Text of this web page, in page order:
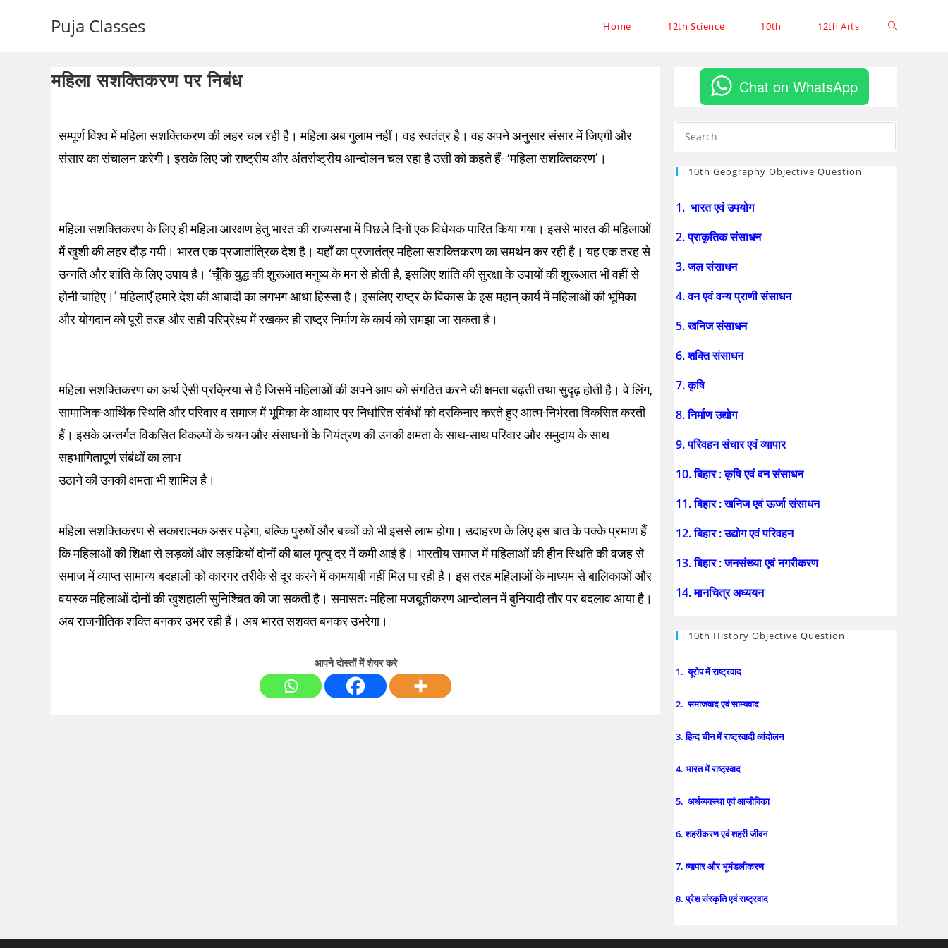
Puja Classes Home 12th Science 10th 12th Arts
महिला सशक्तिकरण पर निबंध
सम्पूर्ण विश्व में महिला सशक्तिकरण की लहर चल रही है। महिला अब गुलाम नहीं। वह स्वतंत्र है। वह अपने अनुसार संसार में जिएगी और
संसार का संचालन करेगी। इसके लिए जो राष्ट्रीय और अंतर्राष्ट्रीय आन्दोलन चल रहा है उसी को कहते हैं- ‘महिला सशक्तिकरण’।
महिला सशक्तिकरण के लिए ही महिला आरक्षण हेतु भारत की राज्यसभा में पिछले दिनों एक विधेयक पारित किया गया। इससे भारत की महिलाओं
में खुशी की लहर दौड़ गयी। भारत एक प्रजातांत्रिक देश है। यहाँ का प्रजातंत्र महिला सशक्तिकरण का समर्थन कर रही है। यह एक तरह से
उन्नति और शांति के लिए उपाय है। ‘चूँकि युद्ध की शुरूआत मनुष्य के मन से होती है, इसलिए शांति की सुरक्षा के उपायों की शुरूआत भी वहीं से
होनी चाहिए।’ महिलाएँ हमारे देश की आबादी का लगभग आधा हिस्सा है। इसलिए राष्ट्र के विकास के इस महान् कार्य में महिलाओं की भूमिका
और योगदान को पूरी तरह और सही परिप्रेक्ष्य में रखकर ही राष्ट्र निर्माण के कार्य को समझा जा सकता है।
महिला सशक्तिकरण का अर्थ ऐसी प्रक्रिया से है जिसमें महिलाओं की अपने आप को संगठित करने की क्षमता बढ़ती तथा सुदृढ़ होती है। वे लिंग,
सामाजिक-आर्थिक स्थिति और परिवार व समाज में भूमिका के आधार पर निर्धारित संबंधों को दरकिनार करते हुए आत्म-निर्भरता विकसित करती
हैं। इसके अन्तर्गत विकसित विकल्पों के चयन और संसाधनों के नियंत्रण की उनकी क्षमता के साथ-साथ परिवार और समुदाय के साथ
सहभागितापूर्ण संबंधों का लाभ
उठाने की उनकी क्षमता भी शामिल है।
महिला सशक्तिकरण से सकारात्मक असर पड़ेगा, बल्कि पुरुषों और बच्चों को भी इससे लाभ होगा। उदाहरण के लिए इस बात के पक्के प्रमाण हैं
कि महिलाओं की शिक्षा से लड़कों और लड़कियों दोनों की बाल मृत्यु दर में कमी आई है। भारतीय समाज में महिलाओं की हीन स्थिति की वजह से
समाज में व्याप्त सामान्य बदहाली को कारगर तरीके से दूर करने में कामयाबी नहीं मिल पा रही है। इस तरह महिलाओं के माध्यम से बालिकाओं और
वयस्क महिलाओं दोनों की खुशहाली सुनिश्चित की जा सकती है। समासतः महिला मजबूतीकरण आन्दोलन में बुनियादी तौर पर बदलाव आया है।
अब राजनीतिक शक्ति बनकर उभर रही हैं। अब भारत सशक्त बनकर उभरेगा।
आपने दोस्तों में शेयर करे
Chat on WhatsApp
10th Geography Objective Question
1. भारत एवं उपयोग
2. प्राकृतिक संसाधन
3. जल संसाधन
4. वन एवं वन्य प्राणी संसाधन
5. खनिज संसाधन
6. शक्ति संसाधन
7. कृषि
8. निर्माण उद्योग
9. परिवहन संचार एवं व्यापार
10. बिहार : कृषि एवं वन संसाधन
11. बिहार : खनिज एवं ऊर्जा संसाधन
12. बिहार : उद्योग एवं परिवहन
13. बिहार : जनसंख्या एवं नगरीकरण
14. मानचित्र अध्ययन
10th History Objective Question
1. यूरोप में राष्ट्रवाद
2. समाजवाद एवं साम्यवाद
3. हिन्द चीन में राष्ट्रवादी आंदोलन
4. भारत में राष्ट्रवाद
5. अर्थव्यवस्था एवं आजीविका
6. शहरीकरण एवं शहरी जीवन
7. व्यापार और भूमंडलीकरण
8. प्रेश संस्कृति एवं राष्ट्रवाद